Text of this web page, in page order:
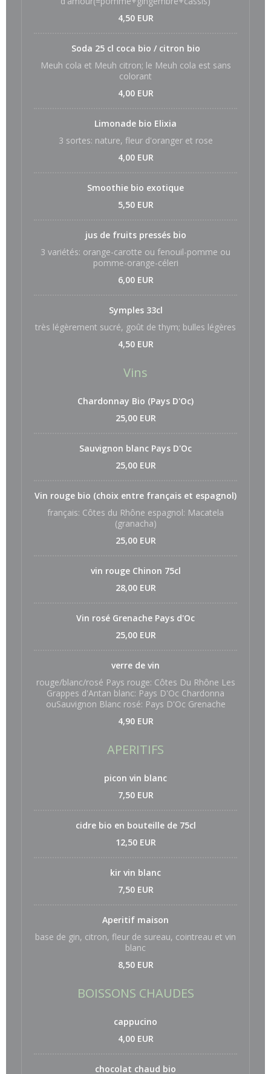
4,50 EUR
Soda 25 cl coca bio / citron bio
Meuh cola et Meuh citron; le Meuh cola est sans
colorant
4,00 EUR
Limonade bio Elixia
3 sortes: nature, fleur d'oranger et rose
4,00 EUR
Smoothie bio exotique
5,50 EUR
jus de fruits pressés bio
3 variétés: orange-carotte ou fenouil-pomme ou
pomme-orange-céleri
6,00 EUR
Symples 33cl
très légèrement sucré, goût de thym; bulles légères
4,50 EUR
Vins
Chardonnay Bio (Pays D'Oc)
25,00 EUR
Sauvignon blanc Pays D'Oc
25,00 EUR
Vin rouge bio (choix entre français et espagnol)
français: Côtes du Rhône espagnol: Macatela
(granacha)
25,00 EUR
vin rouge Chinon 75cl
28,00 EUR
Vin rosé Grenache Pays d'Oc
25,00 EUR
verre de vin
rouge/blanc/rosé Pays rouge: Côtes Du Rhône Les
Grappes d'Antan blanc: Pays D'Oc Chardonna
ouSauvignon Blanc rosé: Pays D'Oc Grenache
4,90 EUR
APERITIFS
picon vin blanc
7,50 EUR
cidre bio en bouteille de 75cl
12,50 EUR
kir vin blanc
7,50 EUR
Aperitif maison
base de gin, citron, fleur de sureau, cointreau et vin
blanc
8,50 EUR
BOISSONS CHAUDES
cappucino
4,00 EUR
chocolat chaud bio